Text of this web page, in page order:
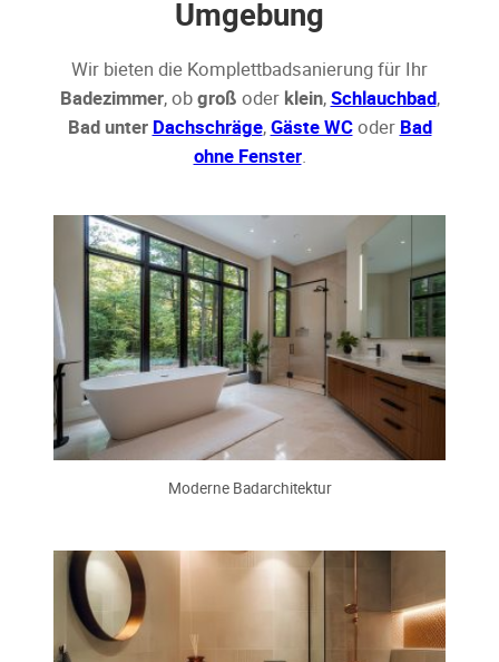
Umgebung
Wir bieten die Komplettbadsanierung für Ihr
Badezimmer, obgroß oder klein,Schlauchbad,
Bad unter Dachschräge,Gäste WCoder Bad
ohne Fenster.
Moderne Badarchitektur